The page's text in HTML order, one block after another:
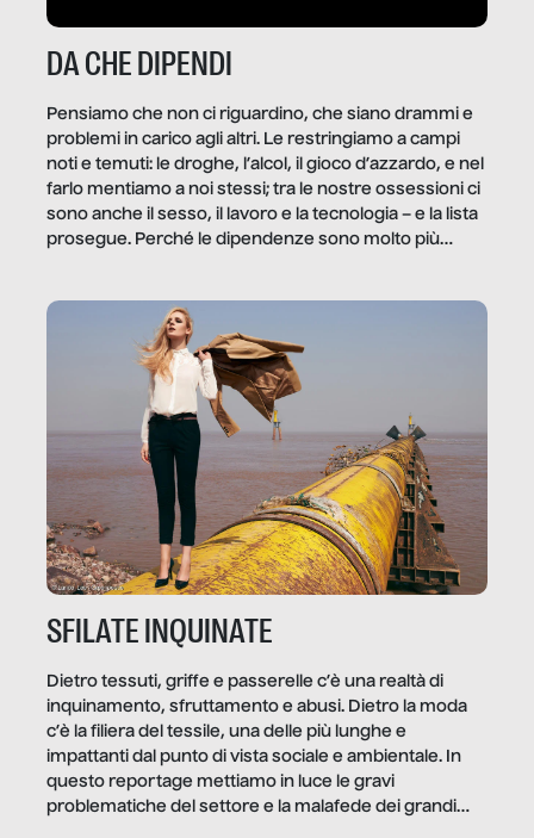
DA CHE DIPENDI
Pensiamo che non ci riguardino, che siano drammi e
problemi in carico agli altri. Le restringiamo a campi
noti e temuti: le droghe, l’alcol, il gioco d’azzardo, e nel
farlo mentiamo a noi stessi; tra le nostre ossessioni ci
sono anche il sesso, il lavoro e la tecnologia – e la lista
prosegue. Perché le dipendenze sono molto più
trae un guadagno. In questo reportage vediamo
quale e come.
SFILATE INQUINATE
Dietro tessuti, griffe e passerelle c’è una realtà di
inquinamento, sfruttamento e abusi. Dietro la moda
c’è la filiera del tessile, una delle più lunghe e
impattanti dal punto di vista sociale e ambientale. In
questo reportage mettiamo in luce le gravi
problematiche del settore e la malafede dei grandi